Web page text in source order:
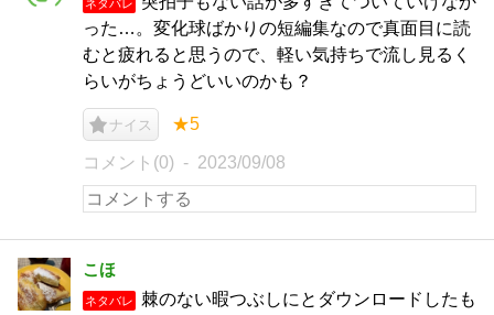
ネタバレ
った…。変化球ばかりの短編集なので真面目に読
むと疲れると思うので、軽い気持ちで流し見るく
らいがちょうどいいのかも？
ナイス ★5
コメント(0) 2023/09/08
こほ
ネタバレ
棘のない暇つぶしにとダウンロードしたも